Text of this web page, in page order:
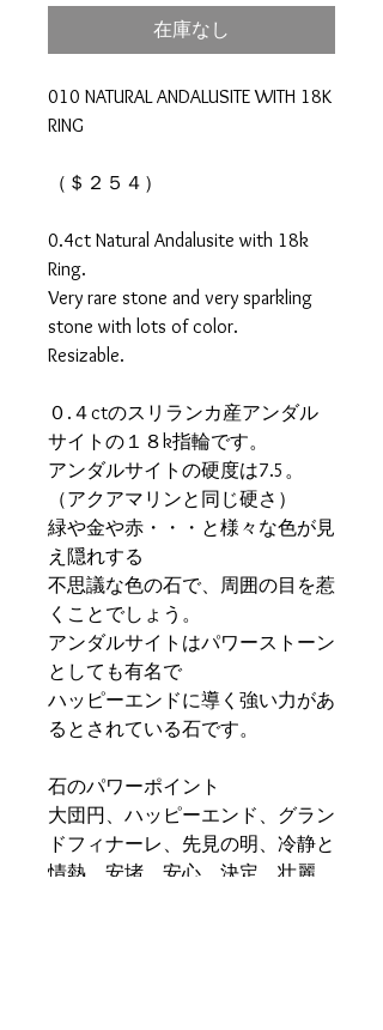
価
ル
価
在庫なし
010 NATURAL ANDALUSITE WITH 18K
RING
（＄２５４）
0.4ct Natural Andalusite with 18k
Ring.
Very rare stone and very sparkling
stone with lots of color.
Resizable.
０.４ctのスリランカ産アンダル
サイトの１８k指輪です。
アンダルサイトの硬度は7.5。
（アクアマリンと同じ硬さ）
緑や金や赤・・・と様々な色が見
え隠れする
不思議な色の石で、周囲の目を惹
くことでしょう。
アンダルサイトはパワーストーン
としても有名で
ハッピーエンドに導く強い力があ
るとされている石です。
石のパワーポイント
大団円、ハッピーエンド、グラン
ドフィナーレ、先見の明、冷静と
情熱、安堵、安心、決定、壮麗、